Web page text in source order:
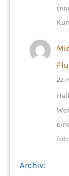
22.
Archiv: